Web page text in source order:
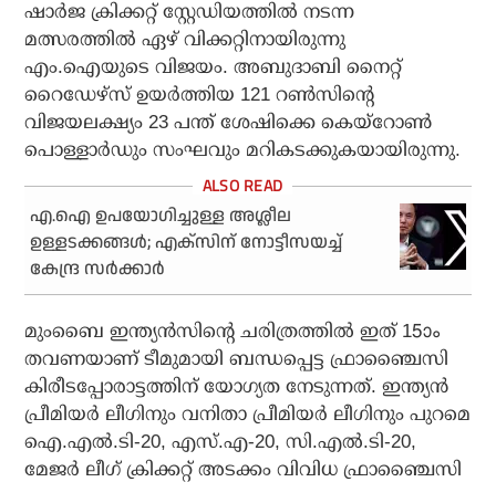
ഷാര്‍ജ ക്രിക്കറ്റ് സ്റ്റേഡിയത്തില്‍ നടന്ന
മത്സരത്തില്‍ ഏഴ് വിക്കറ്റിനായിരുന്നു
എം.ഐയുടെ വിജയം. അബുദാബി നൈറ്റ്
റൈഡേഴ്‌സ് ഉയര്‍ത്തിയ 121 റണ്‍സിന്റെ
വിജയലക്ഷ്യം 23 പന്ത് ശേഷിക്കെ കെയ്‌റോണ്‍
പൊള്ളാര്‍ഡും സംഘവും മറികടക്കുകയായിരുന്നു.
എ.ഐ ഉപയോഗിച്ചുള്ള അശ്ലീല
ഉള്ളടക്കങ്ങള്‍; എക്സിന് നോട്ടീസയച്ച്
കേന്ദ്ര സര്‍ക്കാര്‍
മുംബൈ ഇന്ത്യന്‍സിന്റെ ചരിത്രത്തില്‍ ഇത് 15ാം
തവണയാണ് ടീമുമായി ബന്ധപ്പെട്ട ഫ്രാഞ്ചൈസി
കിരീടപ്പോരാട്ടത്തിന് യോഗ്യത നേടുന്നത്. ഇന്ത്യന്‍
പ്രീമിയര്‍ ലീഗിനും വനിതാ പ്രീമിയര്‍ ലീഗിനും പുറമെ
ഐ.എല്‍.ടി-20, എസ്.എ-20, സി.എല്‍.ടി-20,
മേജര്‍ ലീഗ് ക്രിക്കറ്റ് അടക്കം വിവിധ ഫ്രാഞ്ചൈസി